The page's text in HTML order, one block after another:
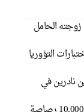
الحامل
التؤوريا
نادرين في